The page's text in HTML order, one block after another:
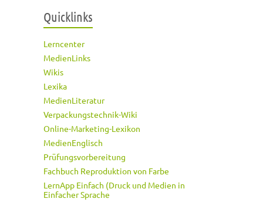
Quicklinks
Lerncenter
MedienLinks
Wikis
Lexika
MedienLiteratur
Verpackungstechnik-Wiki
Online-Marketing-Lexikon
MedienEnglisch
Prüfungsvorbereitung
Fachbuch Reproduktion von Farbe
LernApp Einfach (Druck und Medien in
Einfacher Sprache